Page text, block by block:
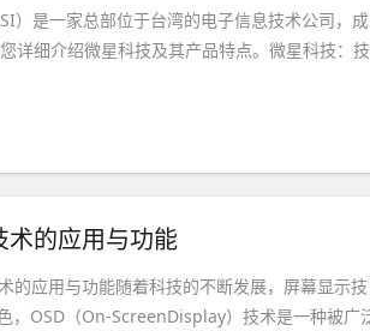
是一家总部位于台湾的电子信息技术公司，成
详细介绍微星科技及其产品特点。微星科技：技
的应用与功能
的应用与功能随着科技的不断发展，屏幕显示技
，OSD（On-ScreenDisplay）技术是一种被广